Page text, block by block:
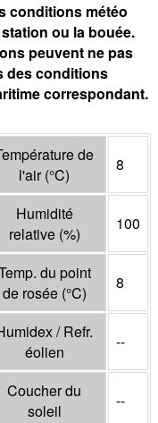
conditions météo
ou la bouée.
peuvent ne pas
des conditions
correspondant.
de
l'air(°C)
8
Humidité
relative (%)
100
du point
de rosée (°C)
8
/ Refr.
éolien
--
Coucher du
soleil
--